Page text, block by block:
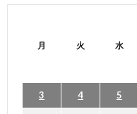
月 火 水
3 4 5